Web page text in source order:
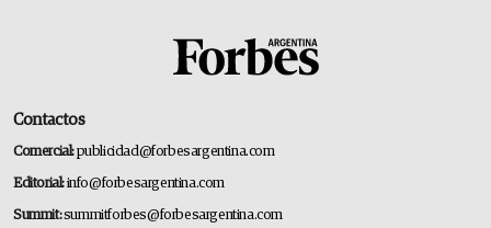
Contactos
Comercial:publicidad@forbesargentina.com
Editorial:info@forbesargentina.com
Summit:summitforbes@forbesargentina.com